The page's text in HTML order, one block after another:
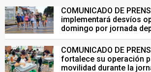
COMUNICADO DE
implementará desvíos
domingo por jornada
Bucaramanga
COMUNICADO DE
fortalece su operación
movilidad durante la